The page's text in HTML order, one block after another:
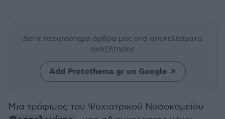
Δείτε περισσότερα άρθρα μας στα αποτελέσματα
αναζήτησης
Add Protothema.gr on Google
Μια τρόφιμος του Ψυχιατρικού Νοσοκομείου